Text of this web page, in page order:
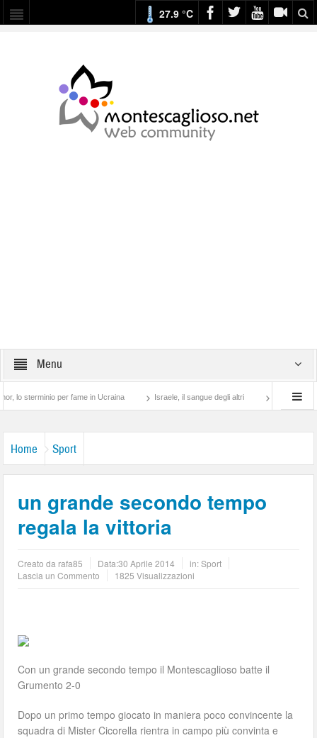
27.9 °C
Menu
per fame in Ucraina Israele, il sangue degli altri Lotta di classe… tra
Home Sport
un grande secondo tempo
regala la vittoria
Creato da rafa85 Data:30 Aprile 2014 in:Sport
Lascia un Commento
1825 Visualizzazioni
Con un grande secondo tempo il Montescaglioso batte il
Grumento 2-0
Dopo un primo tempo giocato in maniera poco convincente la
squadra di Mister Cicorella rientra in campo più convinta e